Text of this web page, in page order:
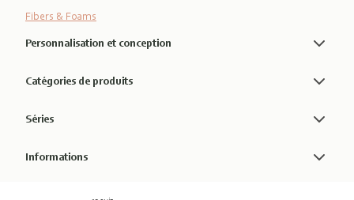
Fibers & Foams
Personnalisation et conception
Catégories de produits
Séries
Informations